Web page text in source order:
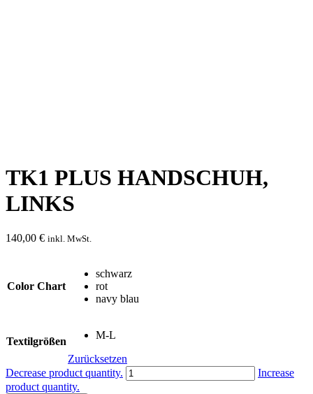
TK1 PLUS HANDSCHUH,
LINKS
140,00 € inkl. MwSt.
Color Chart
schwarz
rot
navy blau
Textilgrößen
M-L
Zurücksetzen
Decrease product quantity. TK1
PLUS
Increase
product quantity.